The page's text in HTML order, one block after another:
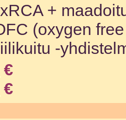
+
(oxygen
-
€
€